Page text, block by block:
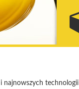
najnowszych technologii